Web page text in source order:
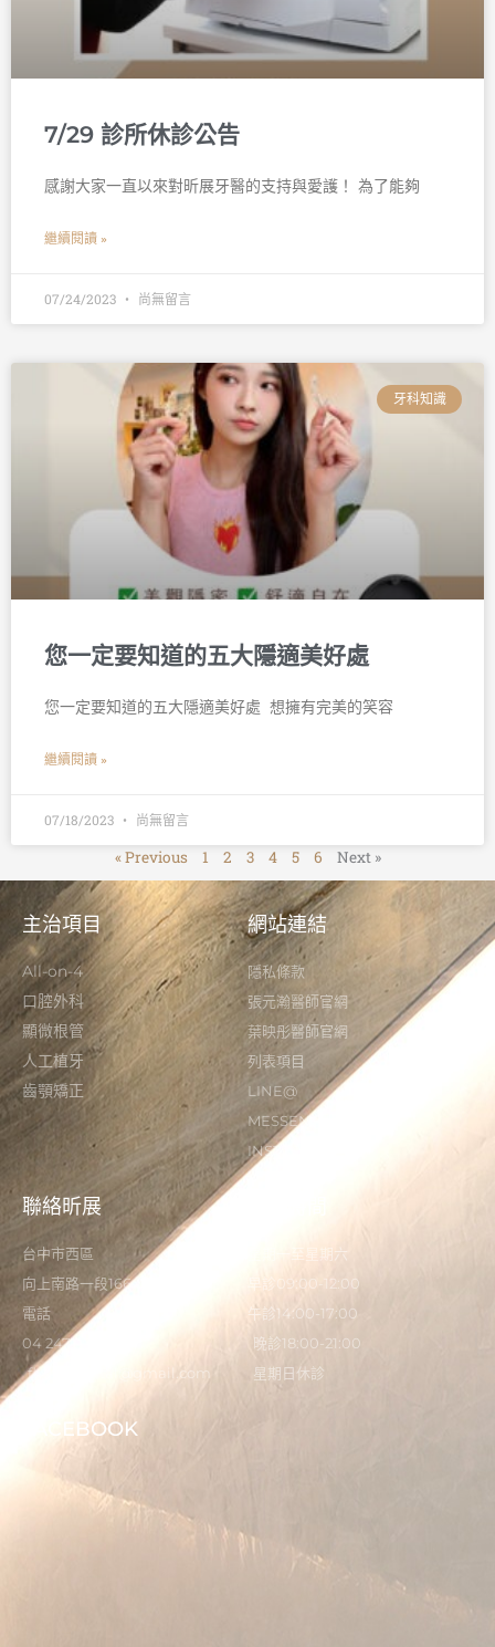
7/29 診所休診公告
感謝大家一直以來對昕展牙醫的支持與愛護！ 為了能夠
繼續閱讀 »
07/24/2023 尚無留言
牙科知識
您一定要知道的五大隱適美好處
您一定要知道的五大隱適美好處 󠀠 想擁有完美的笑容
繼續閱讀 »
07/18/2023 尚無留言
« Previous 1 2 3 4 5 6 Next »
主治項目
All-on-4
口腔外科
顯微根管
人工植牙
齒顎矯正
網站連結
隱私條款
張元瀚醫師官網
葉映彤醫師官網
列表項目
LINE@
MESSENGER
INSTAGRAM
聯絡昕展
台中市西區
向上南路一段166-5號
電話
04 2473 0325
flystardental@gmail.com
星期一至星期六
早診09:00-12:00
午診14:00-17:00
晚診18:00-21:00
星期日休診
FACEBOOK